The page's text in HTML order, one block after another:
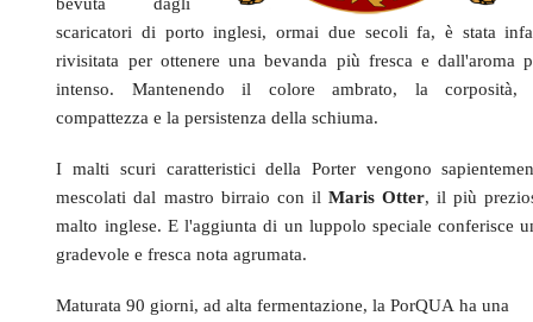
scaricatori di porto inglesi, ormai due secoli fa, è stata
rivisitata per ottenere una bevanda più fresca e dall'aroma
intenso. Mantenendo il colore ambrato, la corposità,
compattezza e la persistenza della schiuma.
I malti scuri caratteristici della Porter vengono
mescolati dal mastro birraio con il Maris Otter, il più
malto inglese. E l'aggiunta di un luppolo speciale conferisce
gradevole e fresca nota agrumata.
Maturata 90 giorni, ad alta fermentazione, la PorQUA ha una